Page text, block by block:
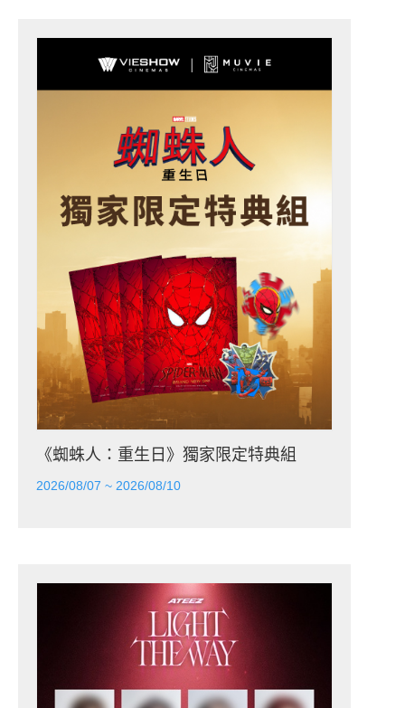
《蜘蛛人：重生日》獨家限定特典組
2026/08/07 ~ 2026/08/10